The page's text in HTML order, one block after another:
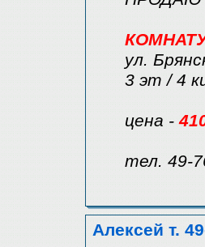
ул.
3 эт / 4
цена -
тел. 49-
Алексей т.